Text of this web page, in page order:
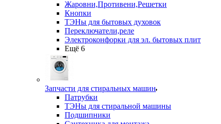
Жаровни,Противени,Решетки
Кнопки
ТЭНы для бытовых духовок
Переключатели,реле
Электроконфорки для эл. бытовых плит
Ещё 6
Запчасти для стиральных машин
Патрубки
ТЭНы для стиральной машины
Подшипники